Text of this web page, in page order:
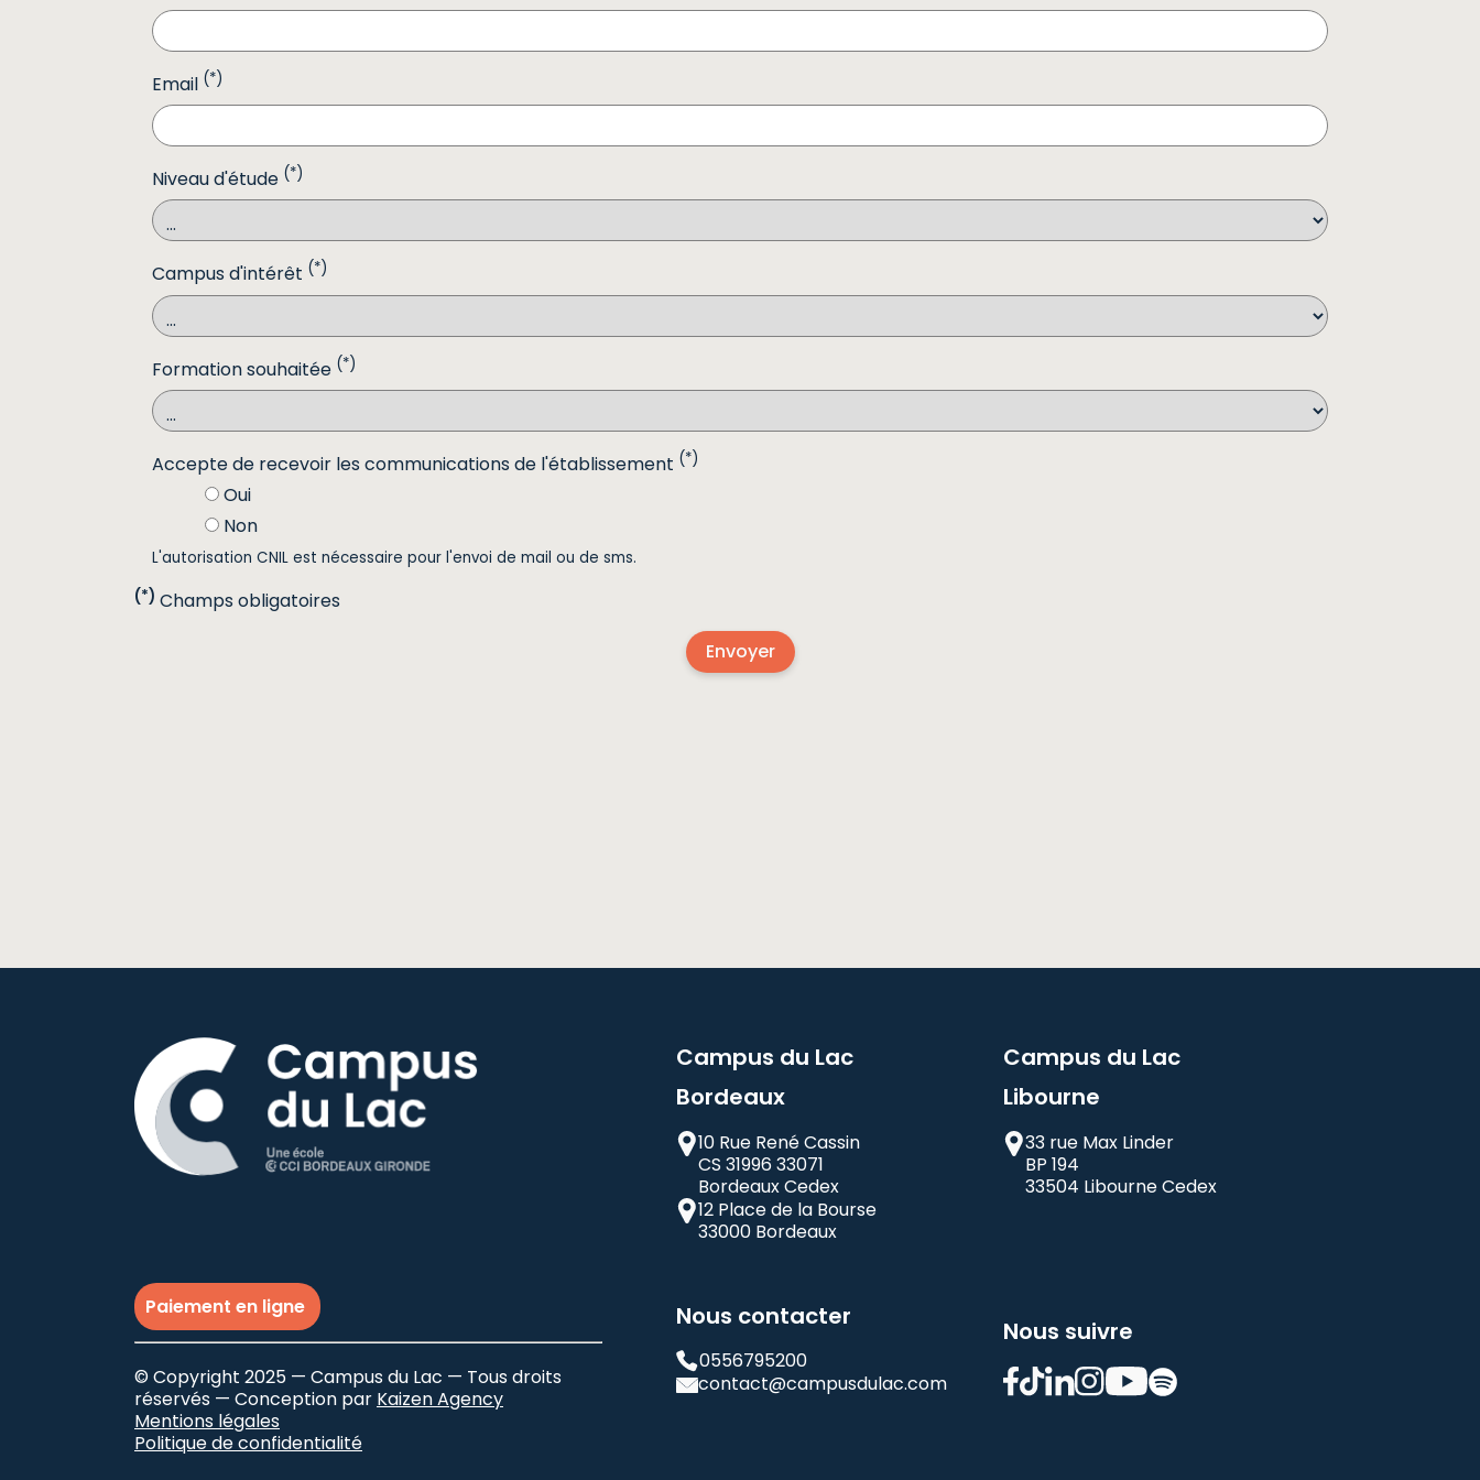
Email (*)
Niveau d'étude (*)
Campus d'intérêt (*)
Formation souhaitée (*)
Accepte de recevoir les communications de l'établissement (*)
Oui
Non
L'autorisation CNIL est nécessaire pour l'envoi de mail ou de sms.
(*) Champs obligatoires
Envoyer
Campus du Lac
Bordeaux
10 Rue René Cassin
CS 31996 33071
Bordeaux Cedex
12 Place de la Bourse
33000 Bordeaux
Campus du Lac
Libourne
33 rue Max Linder
BP 194
33504 Libourne Cedex
Paiement en ligne
© Copyright 2025 — Campus du Lac — Tous droits
réservés — Conception par Kaizen Agency
Mentions légales
Politique de confidentialité
Nous contacter
0556795200
contact@campusdulac.com
Nous suivre